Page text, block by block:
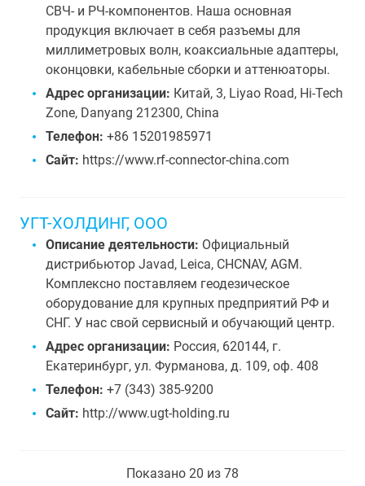
СВЧ- и РЧ-компонентов. Наша основная
продукция включает в себя разъемы для
миллиметровых волн, коаксиальные адаптеры,
оконцовки, кабельные сборки и аттенюаторы.
Адрес организации: Китай, 3, Liyao Road, Hi-Tech
Zone, Danyang 212300, China
Телефон: +86 15201985971
Сайт: https://www.rf-connector-china.com
УГТ-ХОЛДИНГ, ООО
Описание деятельности: Официальный
дистрибьютор Javad, Leica, CHCNAV, AGM.
Комплексно поставляем геодезическое
оборудование для крупных предприятий РФ и
СНГ. У нас свой сервисный и обучающий центр.
Адрес организации: Россия, 620144, г.
Екатеринбург, ул. Фурманова, д. 109, оф. 408
Телефон: +7 (343) 385-9200
Сайт: http://www.ugt-holding.ru
Показано 20 из 78